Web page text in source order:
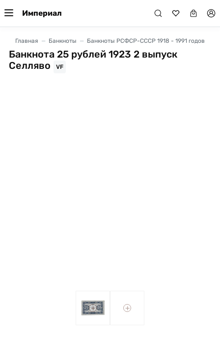
Империал
Главная Банкноты Банкноты РСФСР-СССР 1918 - 1991 годов
Банкнота 25 рублей 1923 2 выпуск
Селляво
VF
+ +